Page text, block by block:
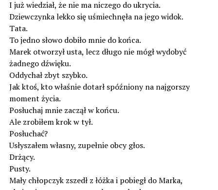
I już wiedział, że nie ma niczego do ukrycia.
Dziewczynka lekko się uśmiechnęła na jego widok.
Tata.
To jedno słowo dobiło mnie do końca.
Marek otworzył usta, lecz długo nie mógł wydobyć
żadnego dźwięku.
Oddychał zbyt szybko.
Jak ktoś, kto właśnie dotarł spóźniony na najgorszy
moment życia.
Posłuchaj mnie zaczął w końcu.
Ale zrobiłem krok w tył.
Posłuchać?
Usłyszałem własny, zupełnie obcy głos.
Drżący.
Pusty.
Mały chłopczyk zszedł z łóżka i pobiegł do Marka,